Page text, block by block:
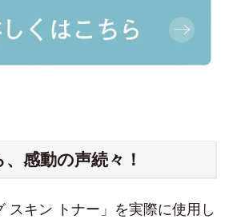
感動の声続々！
スキン トナー」を実際に使用し